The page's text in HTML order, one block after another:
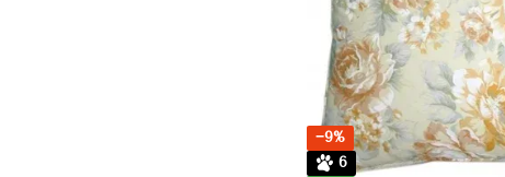
−9%
6